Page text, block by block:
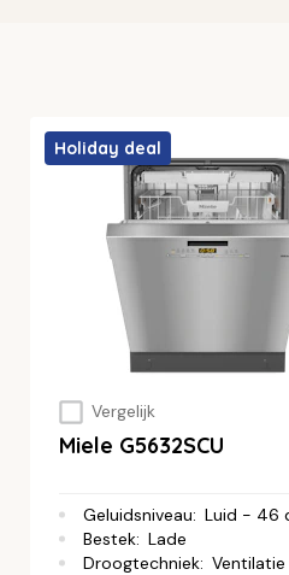
Holiday deal
Vergelijk
Miele G5632SCU
Geluidsniveau: Luid - 46
Bestek: Lade
Droogtechniek: Ventilatie